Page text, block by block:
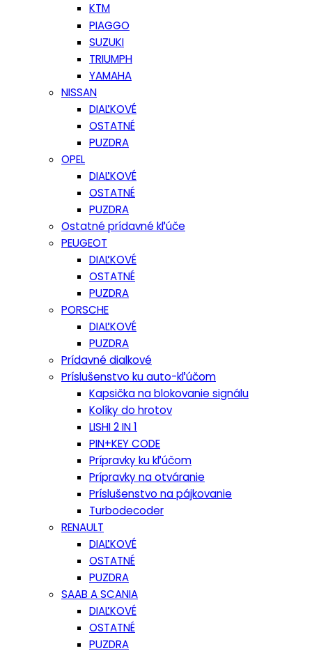
KTM
PIAGGO
SUZUKI
TRIUMPH
YAMAHA
NISSAN
DIAĽKOVÉ
OSTATNÉ
PUZDRA
OPEL
DIAĽKOVÉ
OSTATNÉ
PUZDRA
Ostatné prídavné kľúče
PEUGEOT
DIAĽKOVÉ
OSTATNÉ
PUZDRA
PORSCHE
DIAĽKOVÉ
PUZDRA
Prídavné dialkové
Príslušenstvo ku auto-kľúčom
Kapsička na blokovanie signálu
Kolíky do hrotov
LISHI 2 IN 1
PIN+KEY CODE
Prípravky ku kľúčom
Prípravky na otváranie
Príslušenstvo na pájkovanie
Turbodecoder
RENAULT
DIAĽKOVÉ
OSTATNÉ
PUZDRA
SAAB A SCANIA
DIAĽKOVÉ
OSTATNÉ
PUZDRA